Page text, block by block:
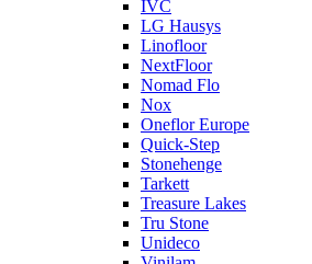
IVC
LG Hausys
Linofloor
NextFloor
Nomad Flo
Nox
Oneflor Europe
Quick-Step
Stonehenge
Tarkett
Treasure Lakes
Tru Stone
Unideco